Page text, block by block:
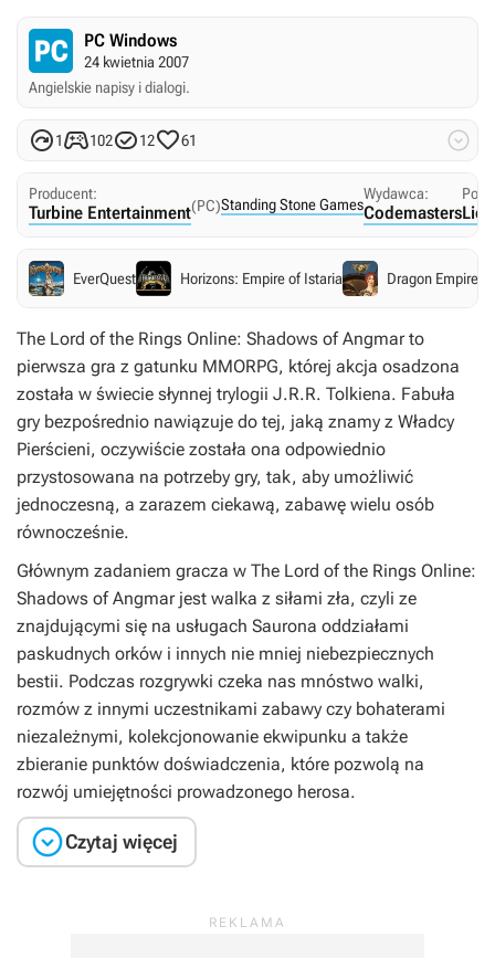
PC Windows
24 kwietnia 2007
Angielskie napisy i dialogi.
11021261 
Producent:
Turbine Entertainment(PC)Standing Stone Games
Wydawca:
Codemasters
EverQuest Horizons: Empire of Istaria Dragon Empires
The Lord of the Rings Online: Shadows of Angmarto
pierwsza gra z gatunku MMORPG, której akcja osadzona
została w świecie słynnej trylogii J.R.R. Tolkiena. Fabuła
gry bezpośrednio nawiązuje do tej, jaką znamy z Władcy
Pierścieni, oczywiście została ona odpowiednio
przystosowana na potrzeby gry, tak, aby umożliwić
jednoczesną, a zarazem ciekawą, zabawę wielu osób
równocześnie.
Głównym zadaniem gracza w The Lord of the Rings Online:
Shadows of Angmarjest walka z siłami zła, czyli ze
znajdującymi się na usługach Saurona oddziałami
paskudnych orków i innych nie mniej niebezpiecznych
bestii. Podczas rozgrywki czeka nas mnóstwo walki,
rozmów z innymi uczestnikami zabawy czy bohaterami
niezależnymi, kolekcjonowanie ekwipunku a także
zbieranie punktów doświadczenia, które pozwolą na
rozwój umiejętności prowadzonego herosa.
Czytaj więcej